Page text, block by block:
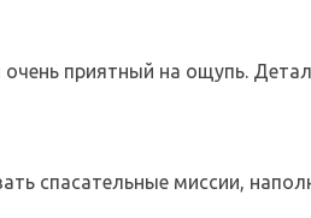
приятный на ощупь.
спасательные миссии,